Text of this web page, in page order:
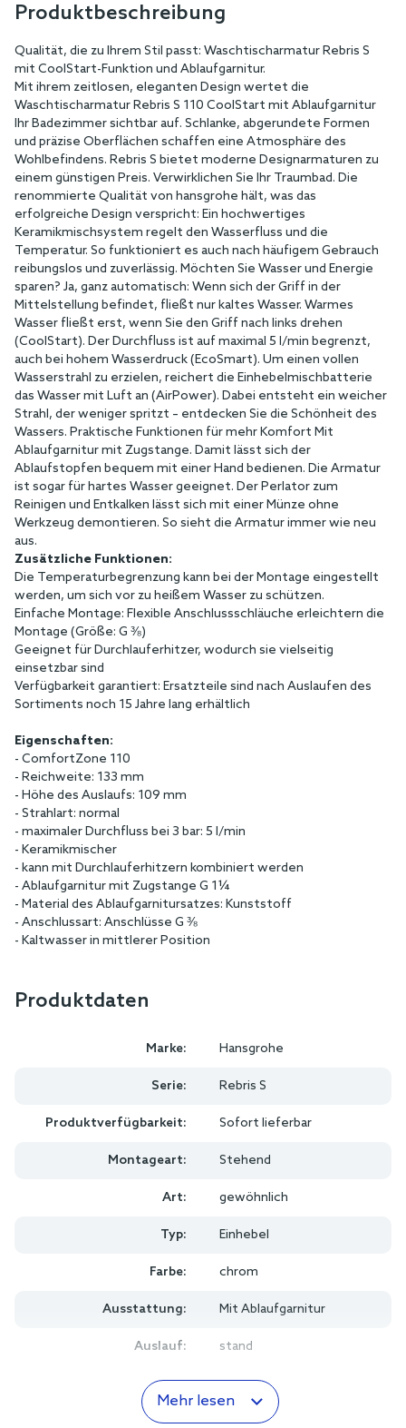
Produktbeschreibung
Qualität, die zu Ihrem Stil passt: Waschtischarmatur Rebris S
mit CoolStart-Funktion und Ablaufgarnitur.
Mit ihrem zeitlosen, eleganten Design wertet die
Waschtischarmatur Rebris S 110 CoolStart mit Ablaufgarnitur
Ihr Badezimmer sichtbar auf. Schlanke, abgerundete Formen
und präzise Oberflächen schaffen eine Atmosphäre des
Wohlbefindens. Rebris S bietet moderne Designarmaturen zu
einem günstigen Preis. Verwirklichen Sie Ihr Traumbad. Die
renommierte Qualität von hansgrohe hält, was das
erfolgreiche Design verspricht: Ein hochwertiges
Keramikmischsystem regelt den Wasserfluss und die
Temperatur. So funktioniert es auch nach häufigem Gebrauch
reibungslos und zuverlässig. Möchten Sie Wasser und Energie
sparen? Ja, ganz automatisch: Wenn sich der Griff in der
Mittelstellung befindet, fließt nur kaltes Wasser. Warmes
Wasser fließt erst, wenn Sie den Griff nach links drehen
(CoolStart). Der Durchfluss ist auf maximal 5 l/min begrenzt,
auch bei hohem Wasserdruck (EcoSmart). Um einen vollen
Wasserstrahl zu erzielen, reichert die Einhebelmischbatterie
das Wasser mit Luft an (AirPower). Dabei entsteht ein weicher
Strahl, der weniger spritzt – entdecken Sie die Schönheit des
Wassers. Praktische Funktionen für mehr Komfort Mit
Ablaufgarnitur mit Zugstange. Damit lässt sich der
Ablaufstopfen bequem mit einer Hand bedienen. Die Armatur
ist sogar für hartes Wasser geeignet. Der Perlator zum
Reinigen und Entkalken lässt sich mit einer Münze ohne
Werkzeug demontieren. So sieht die Armatur immer wie neu
aus.
Zusätzliche Funktionen:
Die Temperaturbegrenzung kann bei der Montage eingestellt
werden, um sich vor zu heißem Wasser zu schützen.
Einfache Montage: Flexible Anschlussschläuche erleichtern die
Montage (Größe: G ⅜)
Geeignet für Durchlauferhitzer, wodurch sie vielseitig
einsetzbar sind
Verfügbarkeit garantiert: Ersatzteile sind nach Auslaufen des
Sortiments noch 15 Jahre lang erhältlich
Eigenschaften:
- ComfortZone 110
- Reichweite: 133 mm
- Höhe des Auslaufs: 109 mm
- Strahlart: normal
- maximaler Durchfluss bei 3 bar: 5 l/min
- Keramikmischer
- kann mit Durchlauferhitzern kombiniert werden
- Ablaufgarnitur mit Zugstange G 1¼
- Material des Ablaufgarnitursatzes: Kunststoff
- Anschlussart: Anschlüsse G ⅜
- Kaltwasser in mittlerer Position
Produktdaten
Marke: Hansgrohe
Serie: Rebris S
Produktverfügbarkeit: Sofort lieferbar
Montageart: Stehend
Art: gewöhnlich
Typ: Einhebel
Farbe: chrom
Ausstattung: Mit Ablaufgarnitur
Auslauf: stand
Mehr lesen